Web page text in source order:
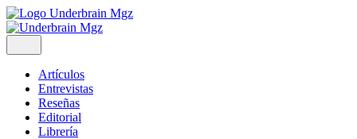
Artículos
Entrevistas
Reseñas
Editorial
Librería